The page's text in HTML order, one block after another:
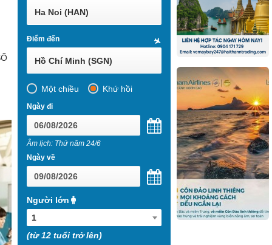
Ha Noi (HAN)
Điểm đến
Hồ Chí Minh (SGN)
Một chiều Khứ hồi
Ngày đi
Âm lịch: Thứ năm 24/6
Ngày về
Người lớn
1
(từ 12 tuổi trở lên)